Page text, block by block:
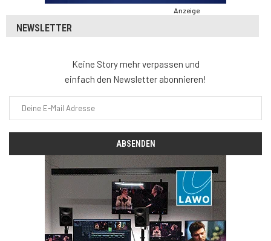
Anzeige
NEWSLETTER
Keine Story mehr verpassen und
einfach den Newsletter abonnieren!